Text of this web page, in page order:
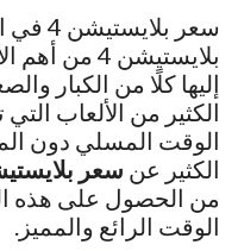
سعر
بلايستيشن
إليها كلًا من الكبار
الكثير من الألعاب
الوقت المسلي دون
الكثير عن سعر بلايستيشن 4
من الحصول على هذه
الوقت الرائع والمميز.